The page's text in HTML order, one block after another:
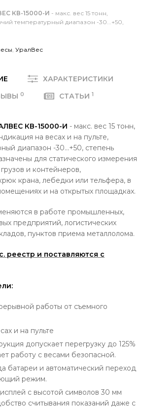
КВ-15000-И - макс. вес 15 тонн,
температурный диапазон -30...+50,
, УралВес
ХАРАКТЕРИСТИКИ
0 СТАТЬИ 1
КВ-15000-И - макс. вес 15 тонн,
на весах и на пульте,
диапазон -30...+50, степень
для статического измерения
и контейнеров,
крана, лебедки или тельфера, в
и на открытых площадках.
в работе промышленных,
предприятий, логистических
пунктов приема металлолома.
реестр и поставляются с
работы от съемного
и на пульте
допускает перегрузку до 125%
работу с весами безопасной.
батареи и автоматический переход
режим.
с высотой символов 30 мм
считывания показаний даже с